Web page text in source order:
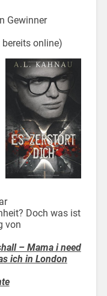
Gewinner
online)
Doch was ist
von
– Mama i need
ich in London